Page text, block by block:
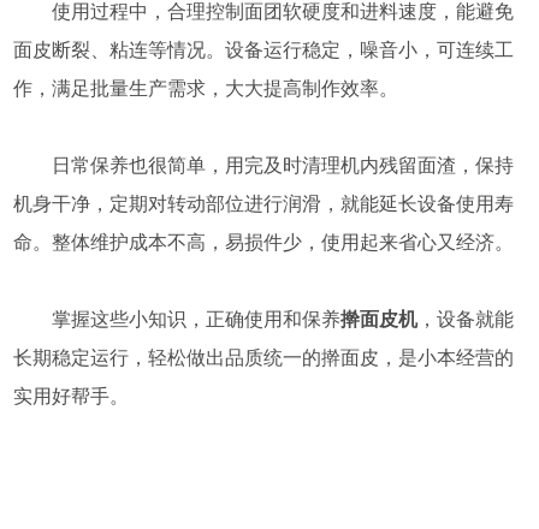
使用过程中，合理控制面团软硬度和进料速度，能避免
面皮断裂、粘连等情况。设备运行稳定，噪音小，可连续工
作，满足批量生产需求，大大提高制作效率。
日常保养也很简单，用完及时清理机内残留面渣，保持
机身干净，定期对转动部位进行润滑，就能延长设备使用寿
命。整体维护成本不高，易损件少，使用起来省心又经济。
掌握这些小知识，正确使用和保养擀面皮机，设备就能
长期稳定运行，轻松做出品质统一的擀面皮，是小本经营的
实用好帮手。